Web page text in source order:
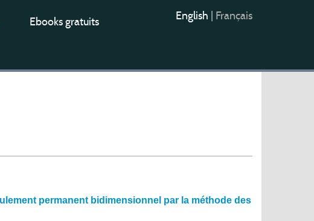
Ebooks gratuits English Français
permanent bidimensionnel par la méthode des